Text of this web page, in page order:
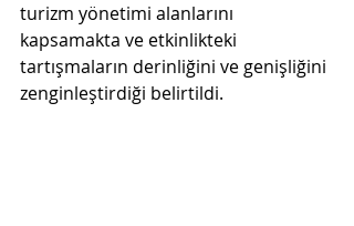
turizm yönetimi alanlarını
kapsamakta ve etkinlikteki
tartışmaların derinliğini ve genişliğini
zenginleştirdiği belirtildi.